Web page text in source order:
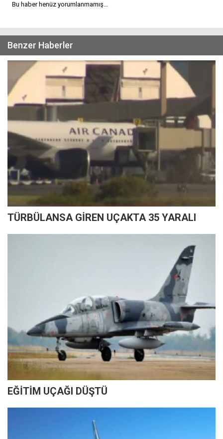
Bu haber henüz yorumlanmamış...
Benzer Haberler
TÜRBÜLANSA GİREN UÇAKTA 35 YARALI
EĞİTİM UÇAĞI DÜŞTÜ